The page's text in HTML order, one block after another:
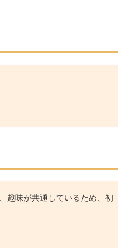
趣味が共通しているため、初